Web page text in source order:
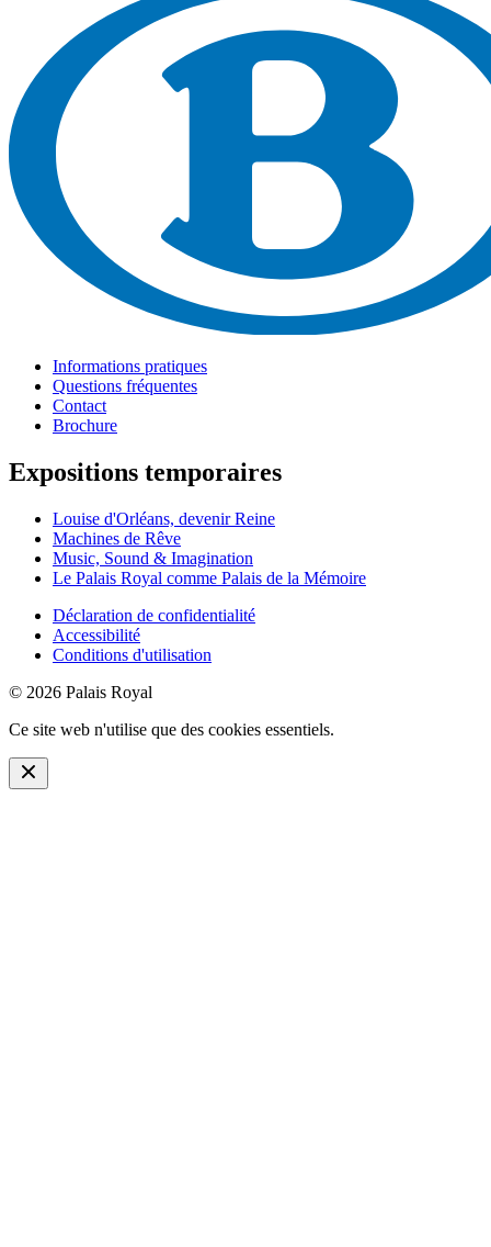
Informations pratiques
Questions fréquentes
Contact
Brochure
Expositions temporaires
Louise d'Orléans, devenir Reine
Machines de Rêve
Music, Sound & Imagination
Le Palais Royal comme Palais de la Mémoire
Déclaration de confidentialité
Accessibilité
Conditions d'utilisation
© 2026 Palais Royal
Ce site web n'utilise que des cookies essentiels.